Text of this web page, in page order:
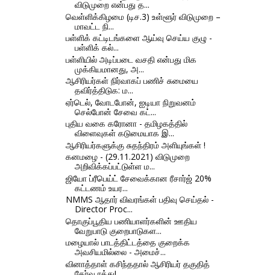
விடுமுறை என்பது த...
வெள்ளிக்கிழமை (டிச.3) உள்ளூர் விடுமுறை –
மாவட்ட நி...
பள்ளிக் கட்டிடங்களை ஆய்வு செய்ய குழு -
பள்ளிக் கல்...
பள்ளியில் அடிப்படை வசதி என்பது மிக
முக்கியமானது, அ...
ஆசிரியர்கள் நிர்வாகப் பணிச் சுமையை
தவிர்த்திடுக: ம...
ஏர்டெல், வோடபோன், ஐடியா நிறுவனம்
செல்போன் சேவை கட்...
புதிய வகை கரோனா - தமிழகத்தில்
விளைவுகள் கடுமையாக இ...
ஆசிரியர்களுக்கு சுதந்திரம் அளியுங்கள் !
கனமழை - (29.11.2021) விடுமுறை
அறிவிக்கப்பட்டுள்ள ம...
ஜியோ ப்ரீபெய்ட் சேவைக்கான ரீசார்ஜ் 20%
கட்டணம் உயர...
NMMS ஆதார் விவரங்கள் பதிவு செய்தல் -
Director Proc...
தொகுப்பூதிய பணியாளர்களின் ஊதிய
வேறுபாடு குறைபாடுகள...
மழையால் பாடத்திட்டத்தை குறைக்க
அவசியமில்லை - அமைச்...
வினாத்தாள் கசிந்ததால் ஆசிரியர் தகுதித்